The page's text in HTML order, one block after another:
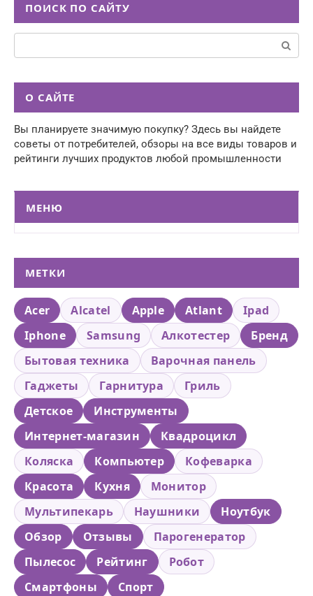
ПОИСК ПО САЙТУ
О САЙТЕ
Вы планируете значимую покупку? Здесь вы найдете
советы от потребителей, обзоры на все виды товаров и
рейтинги лучших продуктов любой промышленности
МЕНЮ
МЕТКИ
Acer Alcatel Apple Atlant
Ipad
Iphone
Samsung Алкотестер
Бренд
Бытовая техника
Варочная панель
Гаджеты
Гарнитура
Гриль
Детское
Инструменты
Интернет-магазин
Квадроцикл
Коляска
Компьютер
Кофеварка
Красота
Кухня
Монитор
Мультипекарь
Наушники
Ноутбук
Обзор
Отзывы
Парогенератор
Пылесос
Рейтинг
Робот
Смартфоны
Спорт